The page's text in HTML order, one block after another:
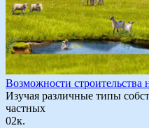
Возможности
Изучая различные типы
частных
02к.